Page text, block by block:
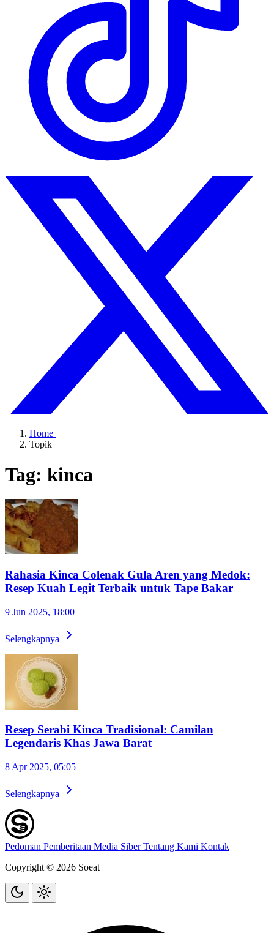
Home
Topik
Tag: kinca
Rahasia Kinca Colenak Gula Aren yang Medok:
Resep Kuah Legit Terbaik untuk Tape Bakar
9 Jun 2025, 18:00
Selengkapnya
Resep Serabi Kinca Tradisional: Camilan
Legendaris Khas Jawa Barat
8 Apr 2025, 05:05
Selengkapnya
Pedoman Pemberitaan Media SiberTentang Kami Kontak
Copyright © 2026 Soeat